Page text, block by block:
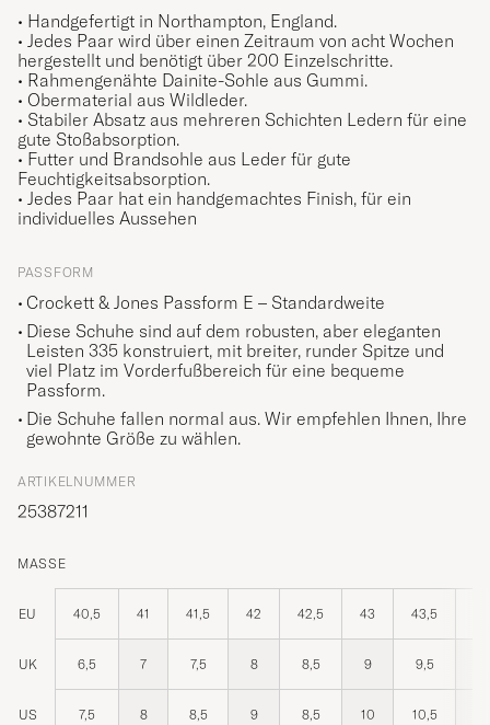
• Handgefertigt in Northampton, England.
• Jedes Paar wird über einen Zeitraum von acht Wochen
hergestellt und benötigt über 200 Einzelschritte.
• Rahmengenähte Dainite-Sohle aus Gummi.
• Obermaterial aus Wildleder.
• Stabiler Absatz aus mehreren Schichten Ledern für eine
gute Stoßabsorption.
• Futter und Brandsohle aus Leder für gute
Feuchtigkeitsabsorption.
• Jedes Paar hat ein handgemachtes Finish, für ein
individuelles Aussehen
PASSFORM
Crockett & Jones Passform E – Standardweite
Diese Schuhe sind auf dem robusten, aber eleganten
Leisten 335 konstruiert, mit breiter, runder Spitze und
viel Platz im Vorderfußbereich für eine bequeme
Passform.
Die Schuhe fallen normal aus. Wir empfehlen Ihnen, Ihre
gewohnte Größe zu wählen.
ARTIKELNUMMER
25387211
MASSE
EU 40,5 41 41,5 42 42,5 43 43,5
UK 6,5 7 7,5 8 8,5 9 9,5
US 7,5 8 8,5 9 8,5 10 10,5